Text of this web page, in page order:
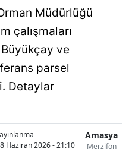
Müdürlüğü
çalışmaları
ve
parsel
Detaylar
Haziran 2026 - 21:10
Amasya
Merzifon